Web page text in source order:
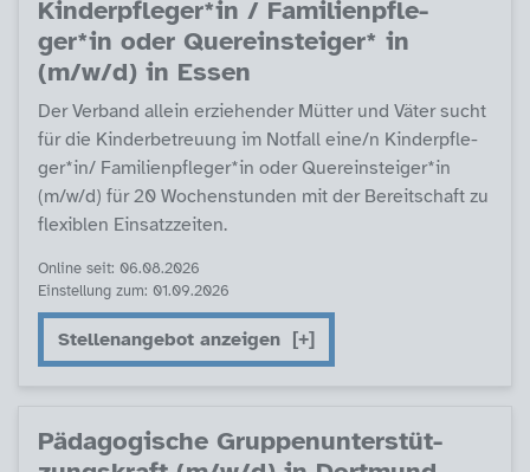
Kin­derpf­le­ger*in / Fa­mi­li­enpf­le­
ger*in oder Que­r­ein­s­tei­ger* in
(m/w/d) in Es­sen
Der Ver­band al­lein er­zie­hen­der Müt­ter und Vä­ter sucht
für die Kin­der­be­t­reu­ung im Not­fall ei­ne/n Kin­derpf­le­
ger*in/ Fa­mi­li­enpf­le­ger*in oder Que­r­ein­s­tei­ger*in
(m/w/d) für 20 Wo­chen­stun­den mit der Be­reit­schaft zu
fle­xi­b­len Ein­satz­zei­ten.
Online seit: 06.08.2026
Einstellung zum: 01.09.2026
Stellenangebot anzeigen
Päda­go­gi­sche Grup­pen­un­ter­stüt­